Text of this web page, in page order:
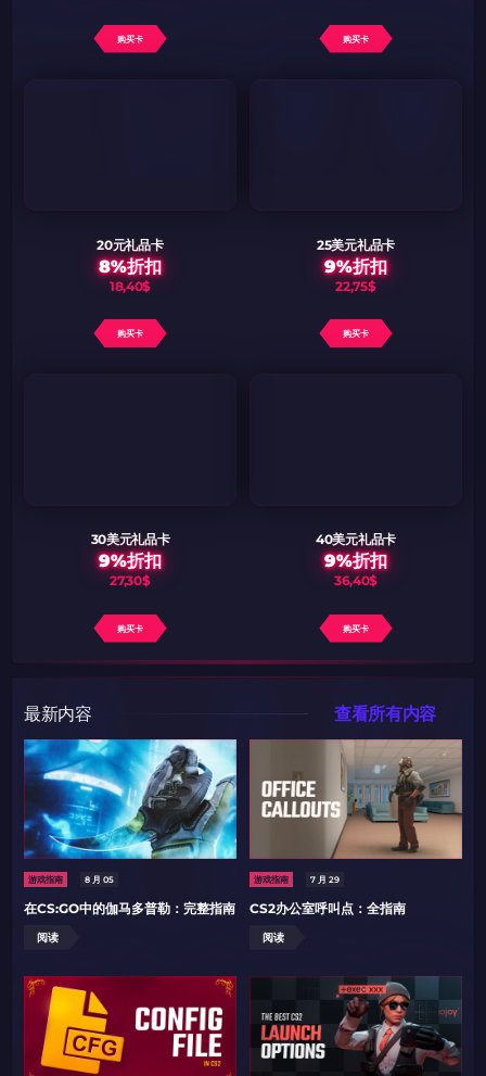
如何使用促销代码
如何使用促销代码
购买卡 购买卡
20元礼品卡
8%折扣
18,40$
购买卡
25美元礼品卡
9%折扣
22,75$
购买卡
30美元礼品卡
9%折扣
27,30$
购买卡
40美元礼品卡
9%折扣
36,40$
购买卡
最新内容 查看所有内容
游戏指南 8 月 05
在CS:GO中的伽马多普勒：完整指南
阅读
游戏指南 7 月 29
CS2办公室呼叫点：全指南
阅读